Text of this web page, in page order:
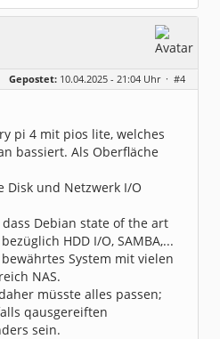
Gepostet: 10.04.2025 - 21:04 Uhr · #4
pi 4 mit pios lite, welches
bassiert. Als Oberfläche
Disk und Netzwerk I/O
Debian state of the art
HDD I/O, SAMBA,...
System mit vielen
NAS.
müsste alles passen;
qausgereiften
sein.